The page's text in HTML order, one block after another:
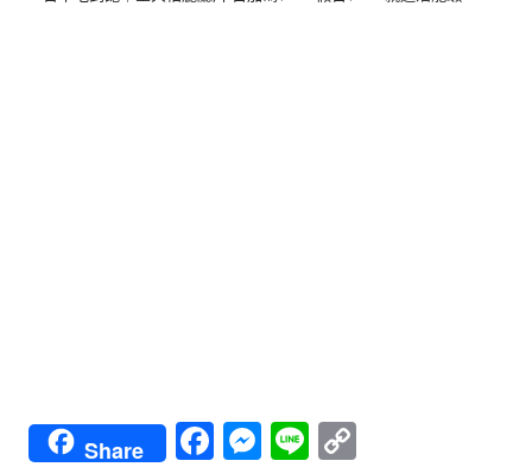
Share Facebook
Messenger
Line